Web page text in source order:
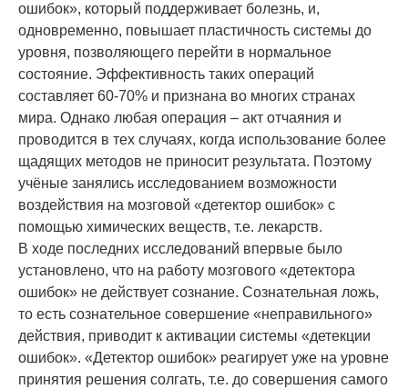
ошибок», который поддерживает болезнь, и,
одновременно, повышает пластичность системы до
уровня, позволяющего перейти в нормальное
состояние. Эффективность таких операций
составляет 60-70% и признана во многих странах
мира. Однако любая операция – акт отчаяния и
проводится в тех случаях, когда использование более
щадящих методов не приносит результата. Поэтому
учёные занялись исследованием возможности
воздействия на мозговой «детектор ошибок» с
помощью химических веществ, т.е. лекарств.
В ходе последних исследований впервые было
установлено, что на работу мозгового «детектора
ошибок» не действует сознание. Сознательная ложь,
то есть сознательное совершение «неправильного»
действия, приводит к активации системы «детекции
ошибок». «Детектор ошибок» реагирует уже на уровне
принятия решения солгать, т.е. до совершения самого